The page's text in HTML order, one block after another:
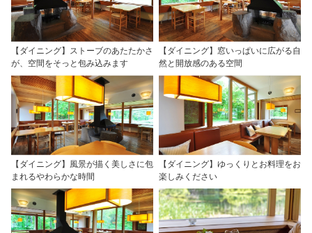
【ダイニング】ストーブのあたたかさ
が、空間をそっと包み込みます
【ダイニング】窓いっぱいに広がる自
然と開放感のある空間
【ダイニング】風景が描く美しさに包
まれるやわらかな時間
【ダイニング】ゆっくりとお料理をお
楽しみください